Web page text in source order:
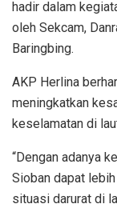
hadir dalam
oleh Sekcam,
Baringbing.
AKP Herlina
meningkatkan
keselamatan di
“Dengan adanya
Sioban dapat
situasi darurat di